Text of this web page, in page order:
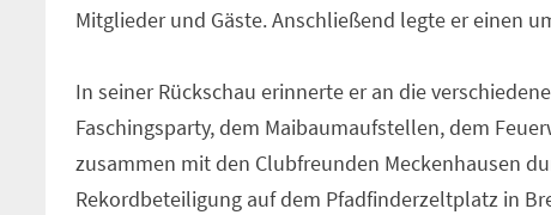
Mitglieder und Gäste. Anschließend legte er einen
In seiner Rückschau erinnerte er an die
Faschingsparty, dem Maibaumaufstellen, dem
zusammen mit den Clubfreunden Meckenhausen
Rekordbeteiligung auf dem Pfadfinderzeltplatz in